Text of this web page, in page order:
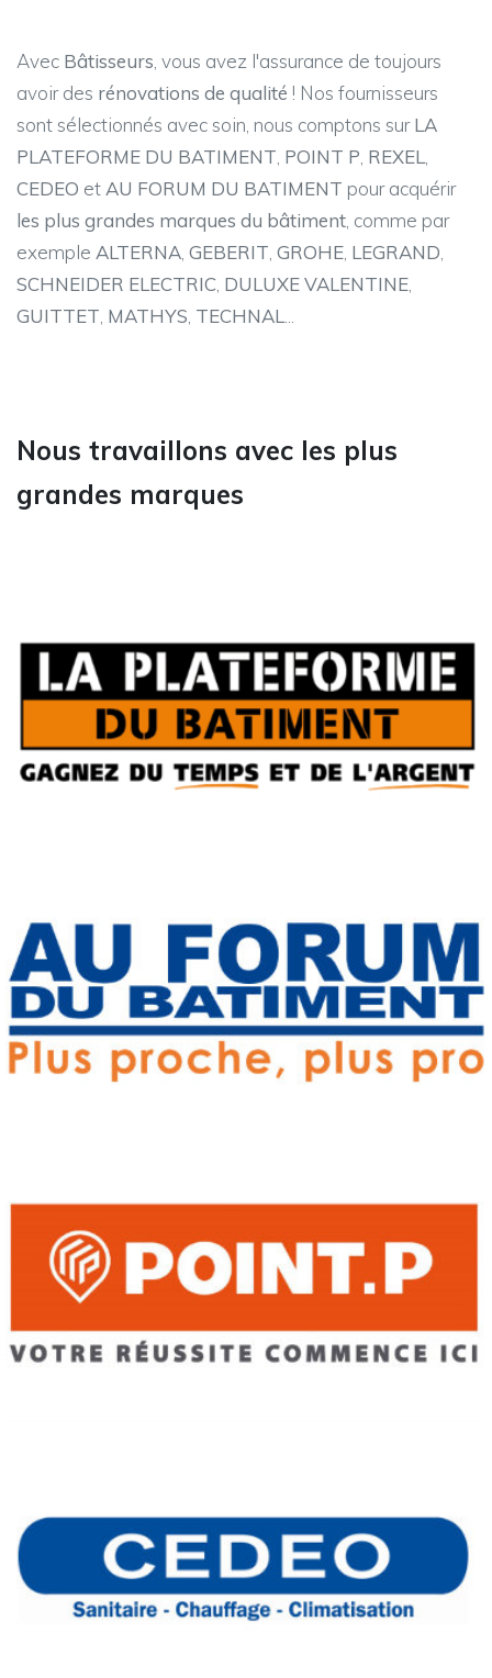
Avec Bâtisseurs, vous avez l'assurance de toujours
avoir des rénovations de qualité ! Nos fournisseurs
sont sélectionnés avec soin, nous comptons surLA
PLATEFORME DU BATIMENT, POINT P, REXEL,
CEDEO etAU FORUM DU BATIMENT pour acquérir
les plus grandes marques du bâtiment, comme par
exemple ALTERNA, GEBERIT, GROHE, LEGRAND,
SCHNEIDER ELECTRIC, DULUXE VALENTINE,
GUITTET, MATHYS, TECHNAL...
Nous travaillons avec les plus
grandes marques